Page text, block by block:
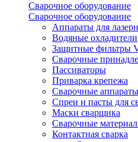
Сварочное оборудование
Сварочное оборудование
Аппараты для
Водяные охладители
Защитные фильтры
Сварочные
Пассиваторы
Приварка крепежа
Сварочные аппараты
Спреи и пасты для
Маски сварщика
Сварочные
Контактная сварка